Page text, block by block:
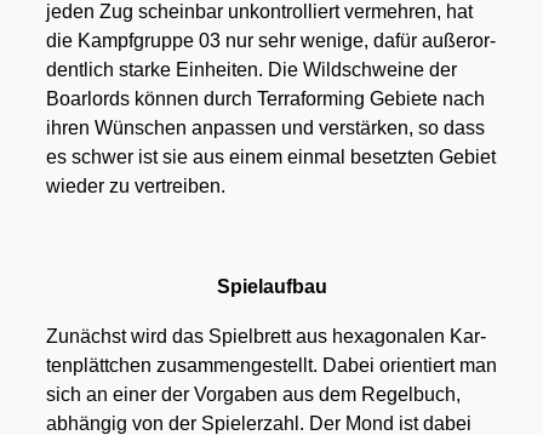
jeden Zug schein­bar unkon­trol­liert ver­meh­ren, hat
die Kampf­grup­pe 03 nur sehr weni­ge, dafür außer­or­
dent­lich star­ke Ein­hei­ten. Die Wild­schwei­ne der
Boar­lords kön­nen durch Ter­ra­forming Gebie­te nach
ihren Wün­schen anpas­sen und ver­stär­ken, so dass
es schwer ist sie aus einem ein­mal besetz­ten Gebiet
wie­der zu ver­trei­ben.
Spiel­auf­bau
Zunächst wird das Spiel­brett aus hexa­go­na­len Kar­
ten­plätt­chen zusam­men­ge­stellt. Dabei ori­en­tiert man
sich an einer der Vor­ga­ben aus dem Regel­buch,
abhän­gig von der Spie­ler­zahl. Der Mond ist dabei